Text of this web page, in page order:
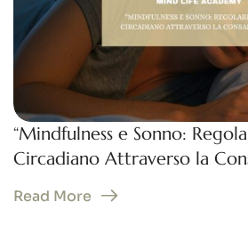
“Mindfulness e Sonno:
Circadiano Attraverso la
Read More